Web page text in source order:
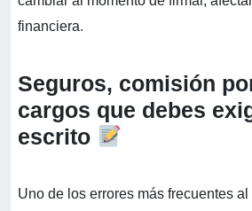
financiera.
Seguros, comisión
cargos que debes
escrito
Uno de los errores más frecuentes